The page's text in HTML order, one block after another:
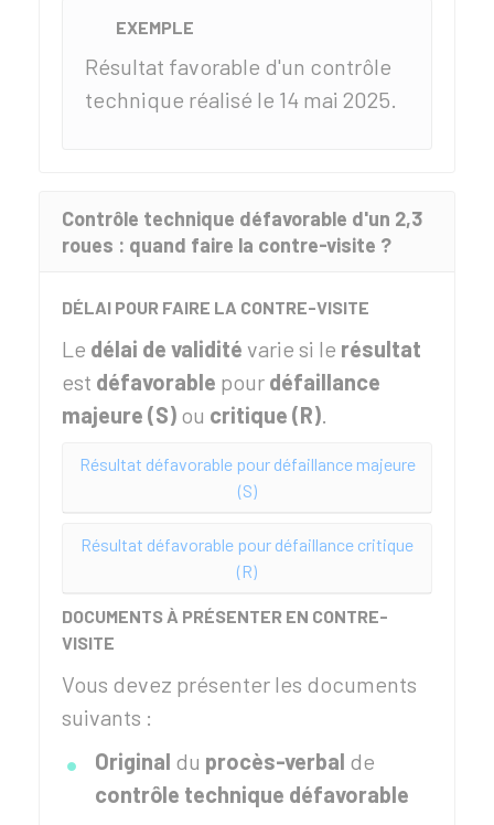
EXEMPLE
Résultat favorable d'un contrôle
technique réalisé le 14 mai 2025.
Contrôle technique défavorable d'un 2,3
roues : quand faire la contre-visite ?
DÉLAI POUR FAIRE LA CONTRE-VISITE
Le délai de validité varie si le résultat
est défavorable pour défaillance
majeure (S) ou critique (R).
Résultat défavorable pour défaillance majeure
(S)
Résultat défavorable pour défaillance critique
(R)
DOCUMENTS À PRÉSENTER EN CONTRE-
VISITE
Vous devez présenter les documents
suivants :
Original du procès-verbal de
contrôle technique défavorable